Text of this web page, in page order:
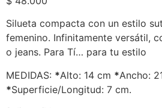
Silueta compacta con un estilo
femenino. Infinitamente versátil,
o jeans. Para Tí… para tu estilo
MEDIDAS: *Alto: 14 cm *Ancho:
*Superficie/Longitud: 7 cm.